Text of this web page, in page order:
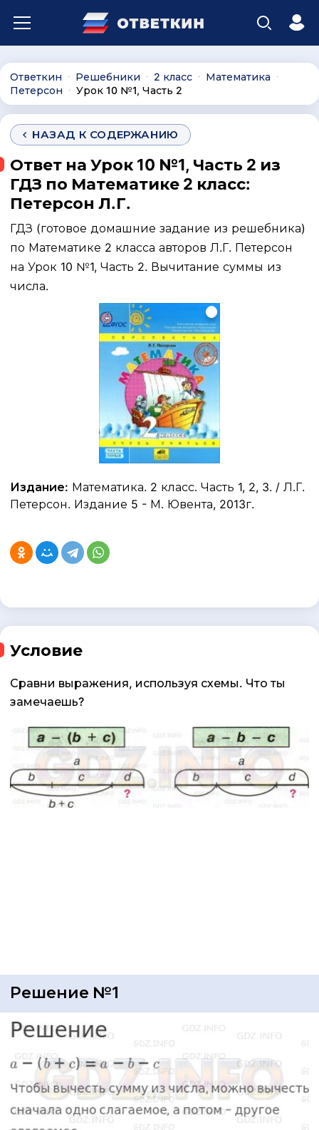
Ответкин ∙ Решебники ∙ 2 класс ∙ Математика ∙
Петерсон ∙ Урок 10 №1, Часть 2
НАЗАД К СОДЕРЖАНИЮ
Ответ на Урок 10 №1, Часть 2 из
ГДЗ по Математике 2 класс:
Петерсон Л.Г.
ГДЗ (готовое домашние задание из решебника)
по Математике 2 класса авторов Л.Г. Петерсон
на Урок 10 №1, Часть 2. Вычитание суммы из
числа.
Издание: Математика. 2 класс. Часть 1, 2, 3. / Л.Г.
Петерсон. Издание 5 - М. Ювента, 2013г.
Условие
Сравни выражения, используя схемы. Что ты
замечаешь?
Решение №1